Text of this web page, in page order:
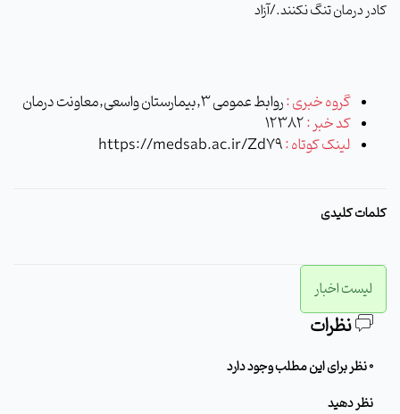
کادر درمان تنگ نکنند./آزاد
گروه خبری :روابط عمومی 3,بیمارستان واسعی,معاونت درمان
کد خبر :12382
لینک کوتاه :https://medsab.ac.ir/Zd79
کلمات کلیدی
لیست اخبار
نظرات
0 نظر برای این مطلب وجود دارد
نظر دهید